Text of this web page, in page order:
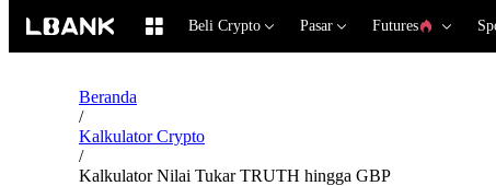
Beli Crypto Pasar Futures
Beranda
/
Kalkulator Crypto
/
Kalkulator Nilai Tukar TRUTH hingga GBP